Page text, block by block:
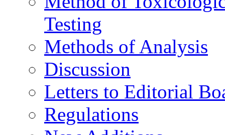
Testing
Methods of Analysis
Discussion
Letters to Editorial
Regulations